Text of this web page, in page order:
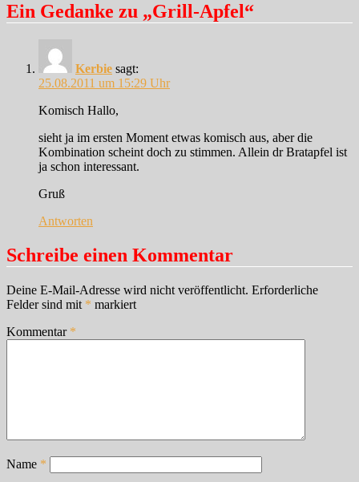
Ein Gedanke zu „Grill-Apfel“
Kerbie sagt:
25.08.2011 um 15:29 Uhr
Komisch Hallo,
sieht ja im ersten Moment etwas komisch aus, aber die
Kombination scheint doch zu stimmen. Allein dr Bratapfel ist
ja schon interessant.
Gruß
Antworten
Schreibe einen Kommentar
Deine E-Mail-Adresse wird nicht veröffentlicht. Erforderliche
Felder sind mit * markiert
Kommentar *
Name *